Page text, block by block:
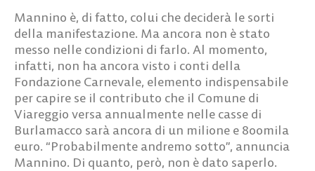
Mannino è, di fatto, colui che deciderà le sorti
della manifestazione. Ma ancora non è stato
messo nelle condizioni di farlo. Al momento,
infatti, non ha ancora visto i conti della
Fondazione Carnevale, elemento indispensabile
per capire se il contributo che il Comune di
Viareggio versa annualmente nelle casse di
Burlamacco sarà ancora di un milione e 800mila
euro. “Probabilmente andremo sotto”, annuncia
Mannino. Di quanto, però, non è dato saperlo.